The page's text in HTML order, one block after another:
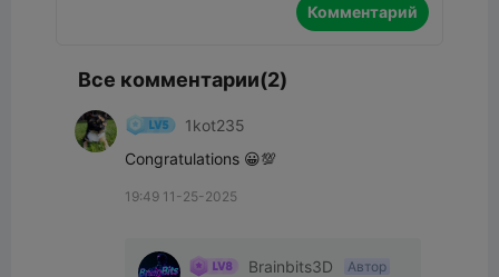
Комментарий
Все комментарии(2)
1kot235
Congratulations 😀💯
19:49 11-25-2025
Brainbits3D Автор